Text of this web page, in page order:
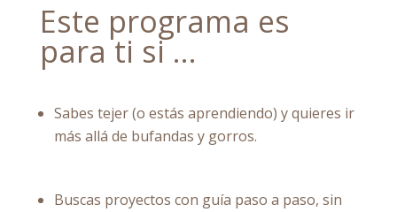
Este programa es
para ti si …
Sabes tejer (o estás aprendiendo) y quieres ir
más allá de bufandas y gorros.
Buscas proyectos con guía paso a paso, sin